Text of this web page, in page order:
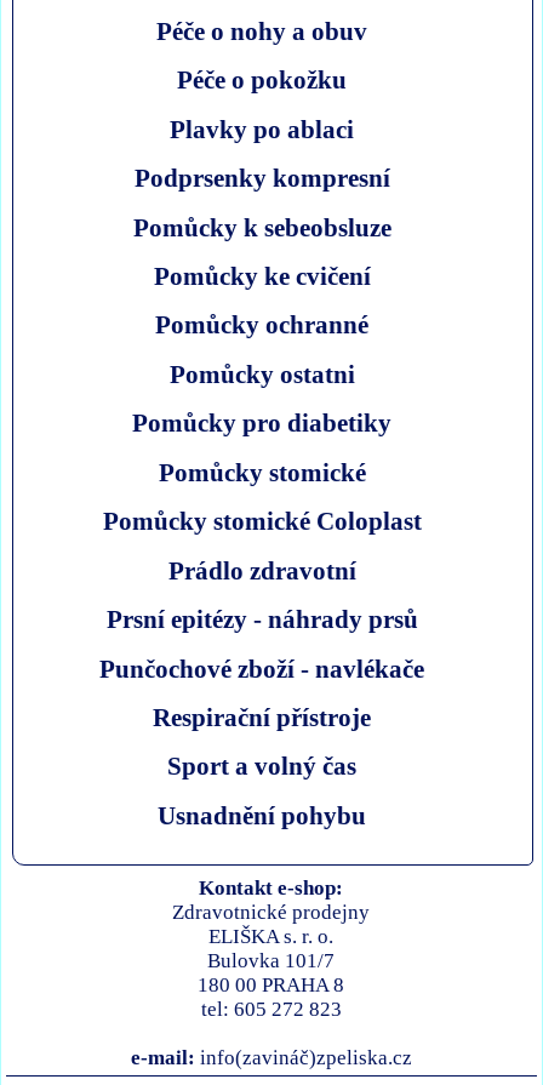
Péče o nohy a obuv
Péče o pokožku
Plavky po ablaci
Podprsenky kompresní
Pomůcky k sebeobsluze
Pomůcky ke cvičení
Pomůcky ochranné
Pomůcky ostatni
Pomůcky pro diabetiky
Pomůcky stomické
Pomůcky stomické Coloplast
Prádlo zdravotní
Prsní epitézy - náhrady prsů
Punčochové zboží - navlékače
Respirační přístroje
Sport a volný čas
Usnadnění pohybu
Kontakt e-shop:
Zdravotnické prodejny
ELIŠKA s. r. o.
Bulovka 101/7
180 00 PRAHA 8
tel: 605 272 823
e-mail: info(zavináč)zpeliska.cz